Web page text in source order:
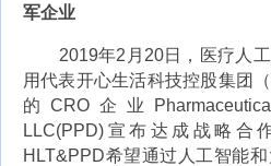
军企业
2019年2月20日，医疗人工
用代表开心生活科技控股集团
的CRO企业
LLC(PPD)宣布达成战略合
HLT&PPD希望通过人工智能